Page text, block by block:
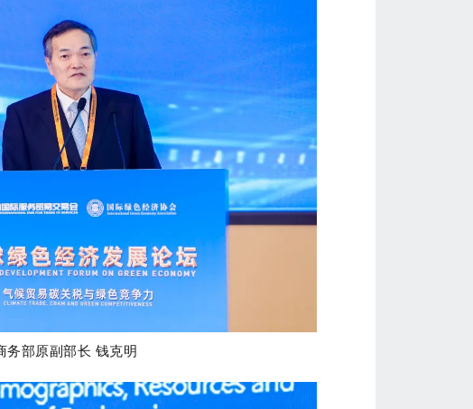
务部原副部长 钱克明